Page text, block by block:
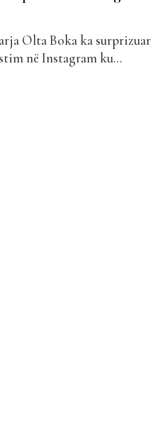
Olta Boka ka surprizuar
në Instagram ku